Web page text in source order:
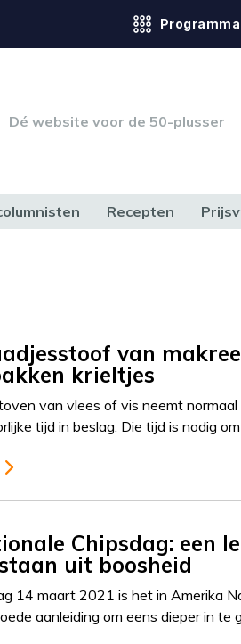
Dé website voor de 50-plusser
Recepten
van
krieltjes
van vlees of vis neemt normaal
tijd in beslag. Die tijd is nodig
Chipsdag: een
uit boosheid
14 maart 2021 is het in Amerika
aanleiding om eens dieper in te